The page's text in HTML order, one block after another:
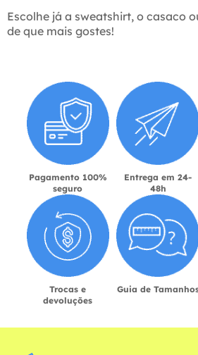
Escolhe já a sweatshirt, o casaco
de que mais gostes!
Pagamento 100%
seguro
Entrega em 24-
48h
Trocas e
devoluções
Guia de